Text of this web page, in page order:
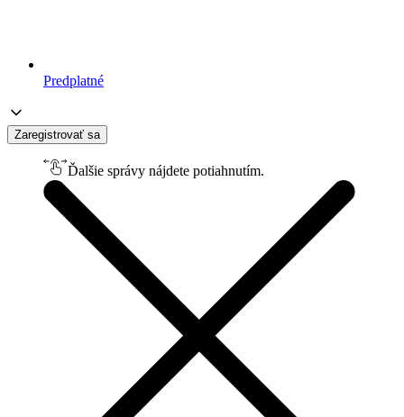
Predplatné
Zaregistrovať sa
Ďalšie správy nájdete potiahnutím.